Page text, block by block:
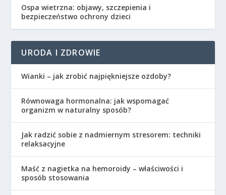
Ospa wietrzna: objawy, szczepienia i
bezpieczeństwo ochrony dzieci
URODA I ZDROWIE
Wianki – jak zrobić najpiękniejsze ozdoby?
Równowaga hormonalna: jak wspomagać
organizm w naturalny sposób?
Jak radzić sobie z nadmiernym stresorem: techniki
relaksacyjne
Maść z nagietka na hemoroidy – właściwości i
sposób stosowania